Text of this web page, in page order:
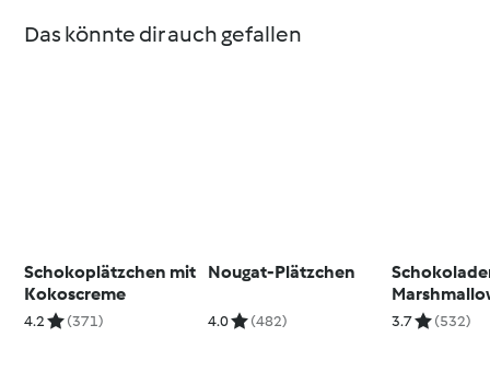
Das könnte dir auch gefallen
Schokoplätzchen mit
Kokoscreme
4.2 (371)
Nougat-Plätzchen
4.0 (482)
Kuchen
3.7 (532)